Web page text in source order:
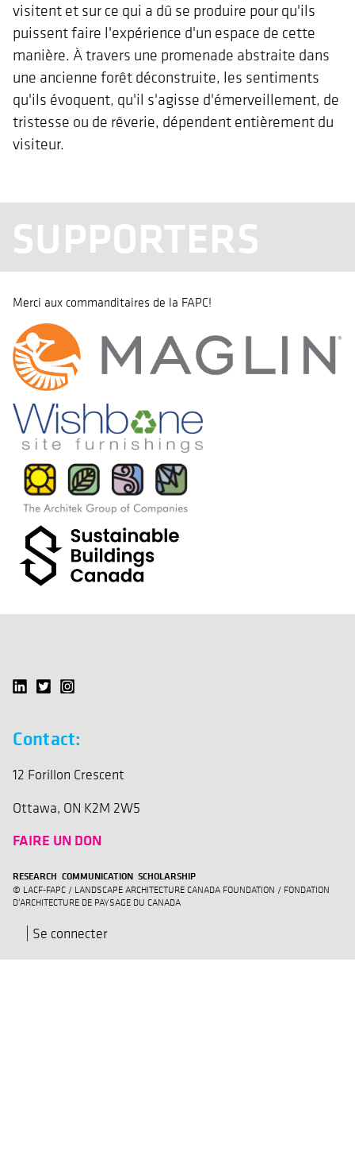
visitent et sur ce qui a dû se produire pour qu'ils
puissent faire l'expérience d'un espace de cette
manière. À travers une promenade abstraite dans
une ancienne forêt déconstruite, les sentiments
qu'ils évoquent, qu'il s'agisse d'émerveillement, de
tristesse ou de rêverie, dépendent entièrement du
visiteur.
SUPPORTERS
Merci aux commanditaires de la FAPC!
Contact:
12 Forillon Crescent
Ottawa, ON K2M 2W5
FAIRE UN DON
RESEARCH COMMUNICATION SCHOLARSHIP
© LACF-FAPC / LANDSCAPE ARCHITECTURE CANADA FOUNDATION / FONDATION
D'ARCHITECTURE DE PAYSAGE DU CANADA
Menu
Se connecter